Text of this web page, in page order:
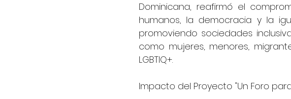
Dominicana, reafirmó el
humanos, la democracia y la
promoviendo sociedades
como mujeres, menores,
LGBTIQ+.
Impacto del Proyecto "Un Foro